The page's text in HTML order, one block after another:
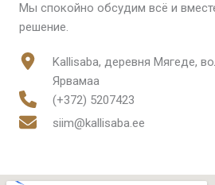
Мы спокойно обсудим всё и
решение.
Kallisaba, деревня Мягеде,
Ярвамаа
(+372) 5207423
siim@kallisaba.ee